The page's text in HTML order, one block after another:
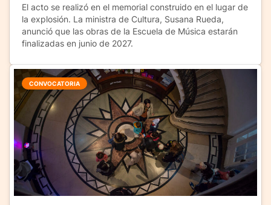
El acto se realizó en el memorial construido en el lugar de
la explosión. La ministra de Cultura, Susana Rueda,
anunció que las obras de la Escuela de Música estarán
finalizadas en junio de 2027.
CONVOCATORIA